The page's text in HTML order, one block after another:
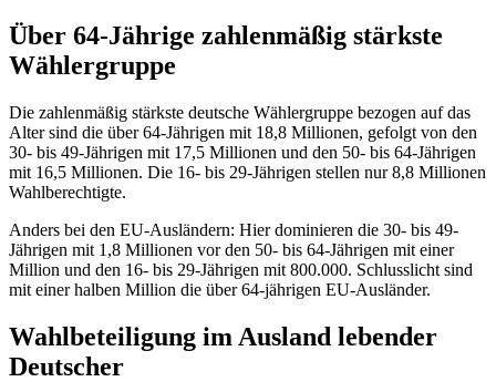
Über 64-Jährige zahlenmäßig stärkste
Wählergruppe
Die zahlenmäßig stärkste deutsche Wählergruppe bezogen auf das
Alter sind die über 64-Jährigen mit 18,8 Millionen, gefolgt von den
30- bis 49-Jährigen mit 17,5 Millionen und den 50- bis 64-Jährigen
mit 16,5 Millionen. Die 16- bis 29-Jährigen stellen nur 8,8 Millionen
Wahlberechtigte.
Anders bei den EU-Ausländern: Hier dominieren die 30- bis 49-
Jährigen mit 1,8 Millionen vor den 50- bis 64-Jährigen mit einer
Million und den 16- bis 29-Jährigen mit 800.000. Schlusslicht sind
mit einer halben Million die über 64-jährigen EU-Ausländer.
Wahlbeteiligung im Ausland lebender
Deutscher